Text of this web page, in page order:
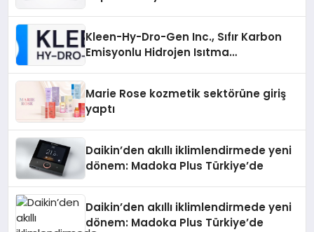
Kleen-Hy-Dro-Gen Inc., Sıfır Karbon
Emisyonlu Hidrojen Isıtma
Marie Rose kozmetik sektörüne giriş
yaptı
Daikin’den akıllı iklimlendirmede yeni
dönem: Madoka Plus Türkiye’de
Daikin’den akıllı iklimlendirmede yeni
dönem: Madoka Plus Türkiye’de